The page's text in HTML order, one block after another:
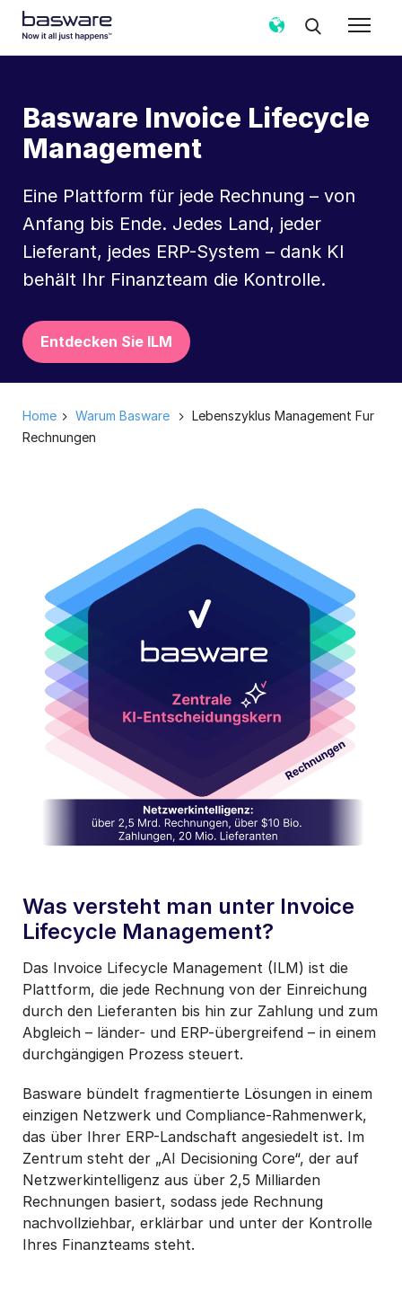
Basware Invoice Lifecycle
Management
Eine Plattform für jede Rechnung – von
Anfang bis Ende. Jedes Land, jeder
Lieferant, jedes ERP-System – dank KI
behält Ihr Finanzteam die Kontrolle.
Entdecken Sie ILM
Home Warum Basware
Lebenszyklus Management Fur
Rechnungen
Basware-
ILM-
AI-
Diagram-
Web-
DE
Was versteht man unter Invoice
Lifecycle Management?
Das Invoice Lifecycle Management (ILM) ist die
Plattform, die jede Rechnung von der Einreichung
durch den Lieferanten bis hin zur Zahlung und zum
Abgleich – länder- und ERP-übergreifend – in einem
durchgängigen Prozess steuert.
Basware bündelt fragmentierte Lösungen in einem
einzigen Netzwerk und Compliance-Rahmenwerk,
das über Ihrer ERP-Landschaft angesiedelt ist. Im
Zentrum steht der „AI Decisioning Core“, der auf
Netzwerkintelligenz aus über 2,5 Milliarden
Rechnungen basiert, sodass jede Rechnung
nachvollziehbar, erklärbar und unter der Kontrolle
Ihres Finanzteams steht.